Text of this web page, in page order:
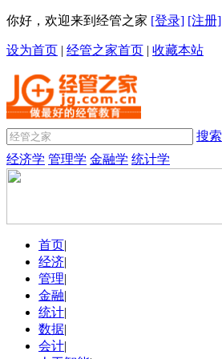
你好，欢迎来到经管之家 [登录] [注册]
设为首页 | 经管之家首页 | 收藏本站
搜索
经济学 管理学 金融学 统计学
首页|
经济|
管理|
金融|
统计|
数据|
会计|